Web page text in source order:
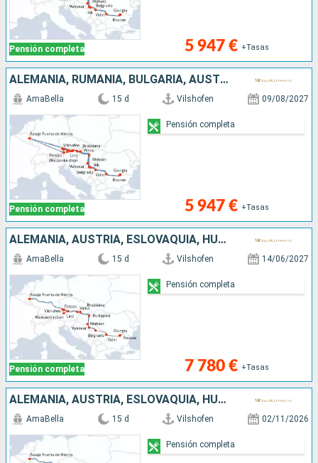
Pensión completa 5 947 € +Tasas
ALEMANIA, RUMANIA, BULGARIA, AUSTRIA, SERBIA, CROACIA, ESLOVAQUIA, HUNGRÍA
Pensión completa
AmaBella 15 d Vilshofen 09/08/2027
5 947 € +Tasas
Pensión completa
ALEMANIA, AUSTRIA, ESLOVAQUIA, HUNGRÍA, CROACIA, SERBIA, BULGARIA, RUMANIA
Pensión completa
AmaBella 15 d Vilshofen 14/06/2027
7 780 € +Tasas
Pensión completa
ALEMANIA, AUSTRIA, ESLOVAQUIA, HUNGRÍA, CROACIA, SERBIA, RUMANIA, BULGARIA
AmaBella 15 d Vilshofen 02/11/2026
Pensión completa